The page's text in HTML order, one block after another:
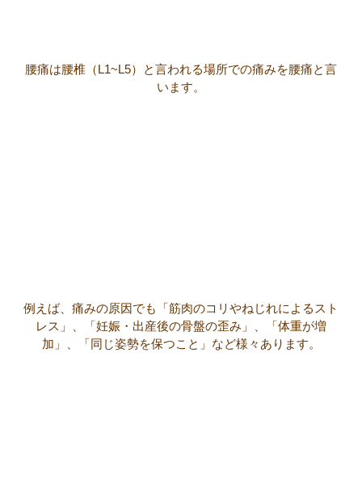
腰痛は腰椎（L1~L5）と言われる場所での痛みを腰痛と言
います。
例えば、痛みの原因でも「筋肉のコリやねじれによるスト
レス」、「妊娠・出産後の骨盤の歪み」、「体重が増
加」、「同じ姿勢を保つこと」など様々あります。